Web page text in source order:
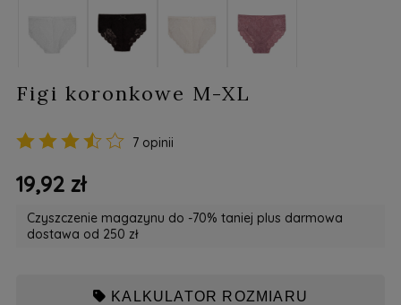
Figi koronkowe M-XL
7 opinii
19,92 zł
Czyszczenie magazynu do -70% taniej plus darmowa
dostawa od 250 zł
KALKULATOR ROZMIARU